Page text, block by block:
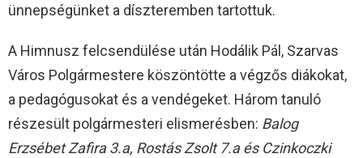
ünnepségünket a díszteremben tartottuk.
A Himnusz felcsendülése után Hodálik Pál, Szarvas
Város Polgármestere köszöntötte a végzős diákokat,
a pedagógusokat és a vendégeket. Három tanuló
részesült polgármesteri elismerésben: Balog
Erzsébet Zafira 3.a, Rostás Zsolt 7.a és Czinkoczki